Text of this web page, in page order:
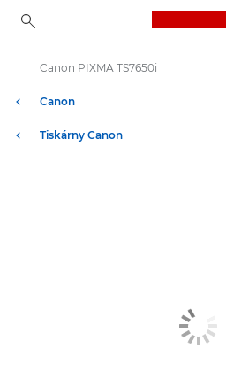
Canon
Tiskárny Canon
Canon PIXMA TS7650i